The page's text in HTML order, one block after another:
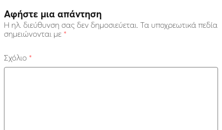
Αφήστε μια απάντηση
Η ηλ. διεύθυνση σας δεν δημοσιεύεται. Τα υποχρεωτικά πεδία
σημειώνονται με *
Σχόλιο *